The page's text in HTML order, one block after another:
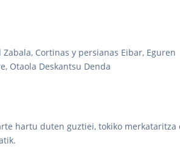
Zabala, Cortinas y persianas Eibar, Eguren
Otaola Deskantsu Denda
hartu duten guztiei, tokiko merkataritza